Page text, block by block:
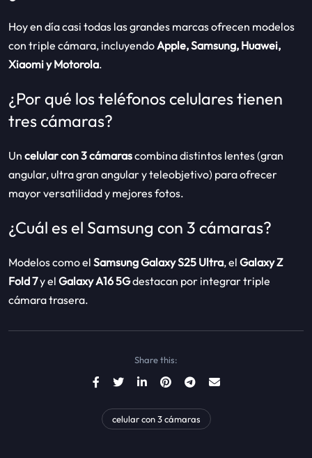
Hoy en día casi todas las grandes marcas ofrecen modelos
con triple cámara, incluyendo Apple, Samsung, Huawei,
Xiaomi y Motorola.
¿Por qué los teléfonos celulares tienen
tres cámaras?
Un celular con 3 cámarascombina distintos lentes (gran
angular, ultra gran angular y teleobjetivo) para ofrecer
mayor versatilidad y mejores fotos.
¿Cuál es el Samsung con 3 cámaras?
Modelos como el Samsung Galaxy S25 Ultra, el Galaxy Z
Fold 7y el Galaxy A16 5Gdestacan por integrar triple
cámara trasera.
Share this:
celular con 3 cámaras